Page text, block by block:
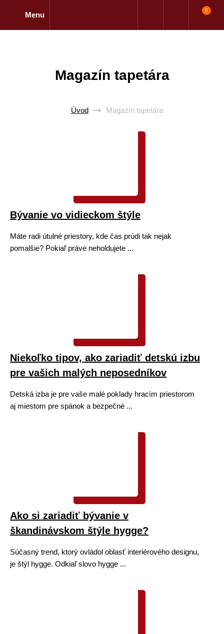
Menu
0
Magazín tapetára
Úvod Magazín tapetára
Bývanie vo vidieckom štýle
Máte radi útulné priestory, kde čas prúdi tak nejak
pomalšie? Pokiaľ práve neholdujete ...
Niekoľko tipov, ako zariadiť detskú izbu
pre vašich malých neposedníkov
Detská izba je pre vaše malé poklady hracím priestorom
aj miestom pre spánok a bezpečné ...
Ako si zariadiť bývanie v
škandinávskom štýle hygge?
Súčasný trend, ktorý ovládol oblasť interiérového designu,
je štýl hygge. Odkiaľ slovo hygge ...